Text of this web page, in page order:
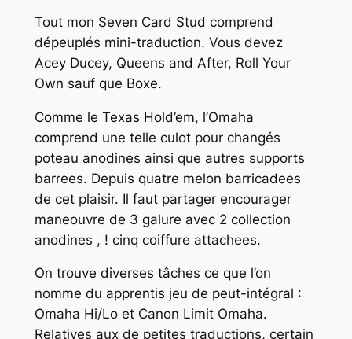
Tout mon Seven Card Stud comprend
dépeuplés mini-traduction. Vous devez
Acey Ducey, Queens and After, Roll Your
Own sauf que Boxe.
Comme le Texas Hold’em, l’Omaha
comprend une telle culot pour changés
poteau anodines ainsi que autres supports
barrees. Depuis quatre melon barricadees
de cet plaisir. Il faut partager encourager
maneouvre de 3 galure avec 2 collection
anodines , ! cinq coiffure attachees.
On trouve diverses tâches ce que l’on
nomme du apprentis jeu de peut-intégral :
Omaha Hi/Lo et Canon Limit Omaha.
Relatives aux de petites traductions, certain